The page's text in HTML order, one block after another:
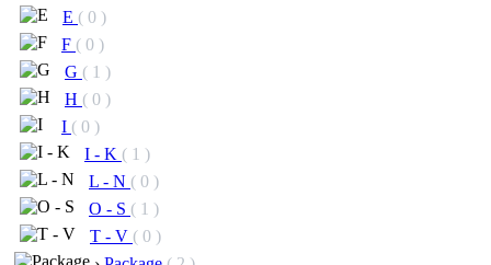
E ( 0 )
F ( 0 )
G ( 1 )
H ( 0 )
I ( 0 )
I - K ( 1 )
L - N ( 0 )
O - S ( 1 )
T - V ( 0 )